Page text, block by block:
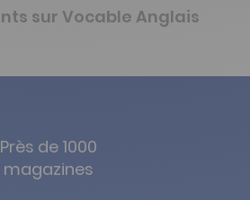
sur Vocable Anglais
Près de 1000
magazines